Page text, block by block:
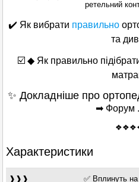
ретельний
✔️ Як вибрати правильно
та
☑️ ◆Як правильно
✨ Докладніше про
➡ Форум
Характеристики
❱❱❱
✅ Вплинуть на